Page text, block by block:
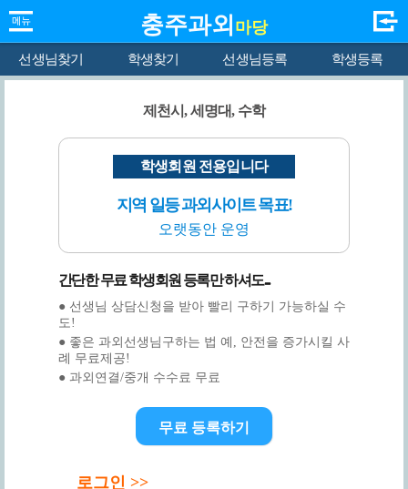
충주과외 마당
선생님찾기 학생찾기 선생님등록 학생등록
제천시, 세명대, 수학
학생회원 전용입니다
지역 일등 과외사이트 목표!
오랫동안 운영
간단한 무료 학생회원 등록만 하셔도...
● 선생님 상담신청을 받아 빨리 구하기 가능하실 수
도!
● 좋은 과외선생님구하는 법 예, 안전을 증가시킬 사
례 무료제공!
● 과외연결/중개 수수료 무료
무료 등록하기
로그인 >>